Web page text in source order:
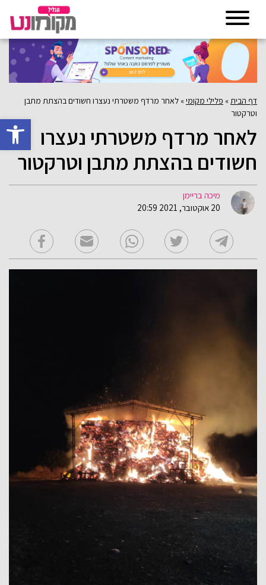
פתח
דף הבית » פלילי מקומי» לאחר מרדף משטרתי נעצרו חשודים בהצתת מתבן
וטרקטור
לאחר מרדף משטרתי נעצרו
חשודים בהצתת מתבן וטרקטור
מיכה בריימן
20 אוקטובר, 2021 20:59